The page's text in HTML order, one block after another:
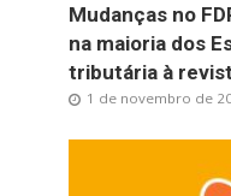
Mudanças no
na maioria dos
tributária à
1 de novembro de